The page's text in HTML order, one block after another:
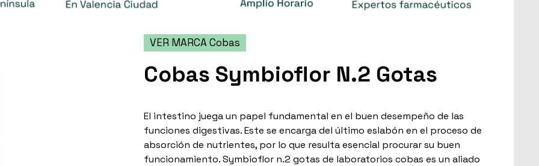
VER MARCA Cobas
Cobas Symbioflor N.2 Gotas
El intestino juega un papel fundamental en el buen desempeño de las
funciones digestivas. Este se encarga del último eslabón en el proceso de
absorción de nutrientes, por lo que resulta esencial procurar su buen
funcionamiento. Symbioflor n.2 gotas de laboratorios cobas es un aliado